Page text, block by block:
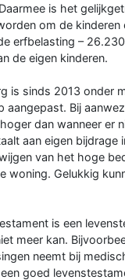
is het
om de
erfbelasting –
de eigen kinderen.
is sinds 2013 onder
aangepast. Bij
dan wanneer er
aan eigen
van het hoge
woning. Gelukkig
is een
meer kan.
neemt bij
goed